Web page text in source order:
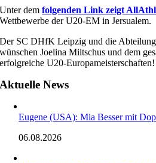
Unter demfolgenden Link zeigt
Wettbewerbe der U20-EM in Jersualem.
Der SC DHfK Leipzig und die
wünschen Joelina Miltschus und dem
erfolgreiche U20-
Aktuelle News
Eugene (USA): Mia Besser mit
06.08.2026